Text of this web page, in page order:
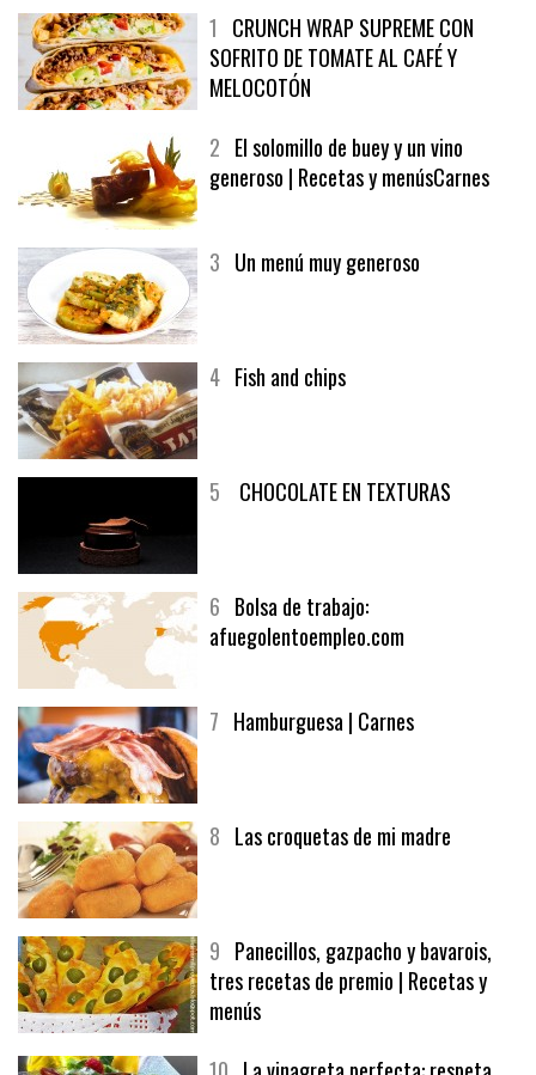
1CRUNCH WRAP SUPREME CON
SOFRITO DE TOMATE AL CAFÉ Y
MELOCOTÓN
2El solomillo de buey y un vino
6Bolsa de trabajo:
9Panecillos, gazpacho y bavarois,
tres recetas de premio | Recetas y
menús